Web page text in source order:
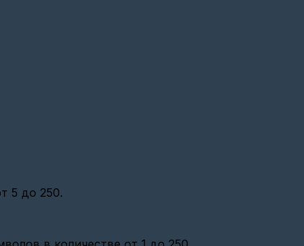
5 до 250.